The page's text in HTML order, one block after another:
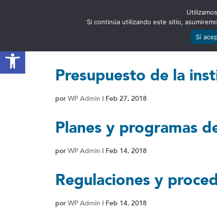
Abrir barra de herramientas
Presupuesto de la
por WP Admin | Feb 27, 2018
Planes y programas
por WP Admin | Feb 14, 2018
Regulaciones y
por WP Admin | Feb 14, 2018
Si continúa utilizando este sitio,
Sí